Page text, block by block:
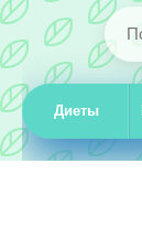
Диеты